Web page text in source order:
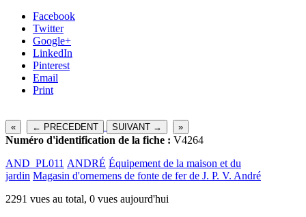
Facebook
Twitter
Google+
LinkedIn
Pinterest
Email
Print
« ← PRECEDENT SUIVANT → »
Numéro d'identification de la fiche : V4264
AND_PL011 ANDRÉ Équipement de la maison et du
jardin Magasin d'ornemens de fonte de fer de J. P. V. André
2291 vues au total, 0 vues aujourd'hui